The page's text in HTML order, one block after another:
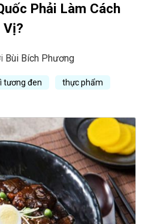
Phải Làm Cách
Vị?
Bùi Bích Phương
tương đen thực phẩm